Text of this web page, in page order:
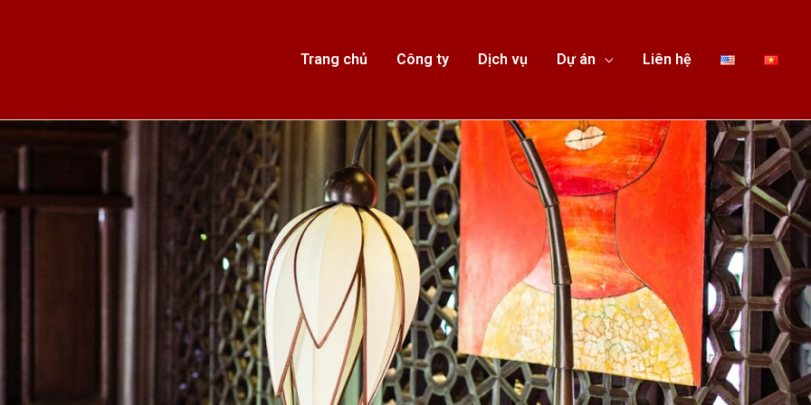
Trang chủ Công ty Dịch vụ Dự án Liên hệ